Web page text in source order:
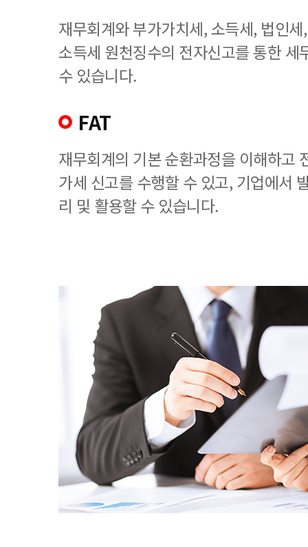
재무회계와 부가가치세, 소득세, 법인
소득세 원천징수의 전자신고를 통한 세
수 있습니다.
FAT
재무회계의 기본 순환과정을 이해하고
가세 신고를 수행할 수 있고, 기업에서
리 및 활용할 수 있습니다.